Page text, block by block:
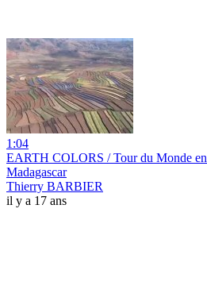
1:04
EARTH COLORS / Tour du Monde
Madagascar
Thierry BARBIER
il y a 17 ans